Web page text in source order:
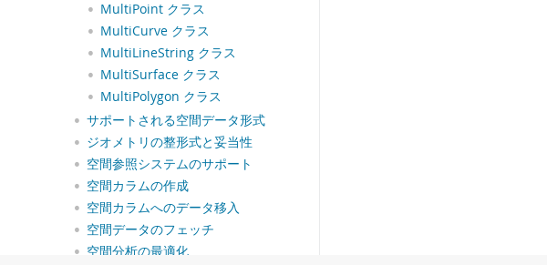
MultiPoint クラス
MultiCurve クラス
MultiLineString クラス
MultiSurface クラス
MultiPolygon クラス
サポートされる空間データ形式
ジオメトリの整形式と妥当性
空間参照システムのサポート
空間カラムの作成
空間カラムへのデータ移入
空間データのフェッチ
空間分析の最適化